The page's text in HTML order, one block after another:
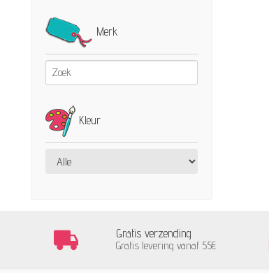
Merk
Kleur
Gratis verzending
Gratis levering vanaf 55€